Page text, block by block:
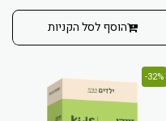
הוסף לסל הקניות
32%-